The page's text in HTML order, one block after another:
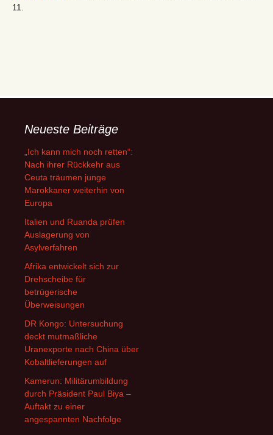
11.
Neueste Beiträge
„Ich kann mich noch retten“:
Nach ihrer Rückkehr aus
Ceuta träumen junge
Marokkaner weiterhin von
Europa
Italien und Ruanda prüfen
Auslagerung von
Asylverfahren
Afrika entwickelt sich zur
Drehscheibe für
betrügerische
Überweisungen
DR Kongo: Untersuchung
deckt mutmaßliche
Uranexporte nach China über
Kobaltlieferungen auf
Kamerun: Militärumbildung
durch Präsident Paul Biya –
Auftakt zu einer
angespannten Nachfolge